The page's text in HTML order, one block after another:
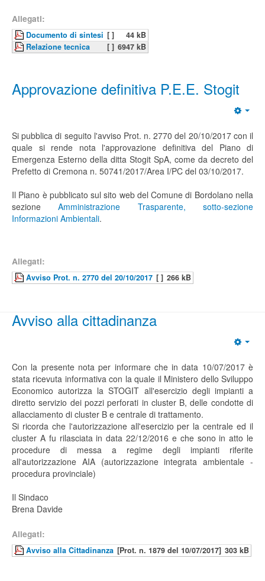
Allegati:
Documento di sintesi [ ]
44 kB
Relazione tecnica
[ ] 6947 kB
Approvazione definitiva P.E.E. Stogit
Si pubblica di seguito l'avviso Prot. n. 2770 del 20/10/2017 con il
quale si rende nota l'approvazione definitiva del Piano di
Emergenza Esterno della ditta Stogit SpA, come da decreto del
Prefetto di Cremona n. 50741/2017/Area I/PC del 03/10/2017.
Il Piano è pubblicato sul sito web del Comune di Bordolano nella
sezioneAmministrazione Trasparente, sotto-sezione
Informazioni Ambientali.
Allegati:
Avviso Prot. n. 2770 del 20/10/2017 [ ] 266 kB
Avviso alla cittadinanza
Con la presente nota per informare che in data 10/07/2017 è
stata ricevuta informativa con la quale il Ministero dello Sviluppo
Economico autorizza la STOGIT all'esercizio degli impianti a
diretto servizio dei pozzi perforati in cluster B, delle condotte di
allacciamento di cluster B e centrale di trattamento.
Si ricorda che l'autorizzazione all'esercizio per la centrale ed il
cluster A fu rilasciata in data 22/12/2016 e che sono in atto le
procedure di messa a regime degli impianti riferite
all'autorizzazione AIA (autorizzazione integrata ambientale -
procedura provinciale)
Il Sindaco
Brena Davide
Allegati:
Avviso alla Cittadinanza [Prot. n. 1879 del 10/07/2017] 303 kB